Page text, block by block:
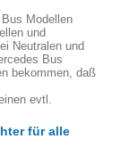
Modellen
und
Neutralen und
Bus
bekommen, daß
evtl.
für alle